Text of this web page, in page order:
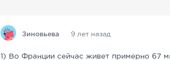
Зиновьева 9 лет назад
1) Во Франции сейчас живет примерно 67